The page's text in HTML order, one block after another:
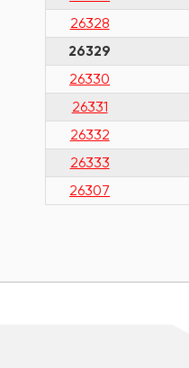
26328
26329
26330
26331
26332
26333
26307